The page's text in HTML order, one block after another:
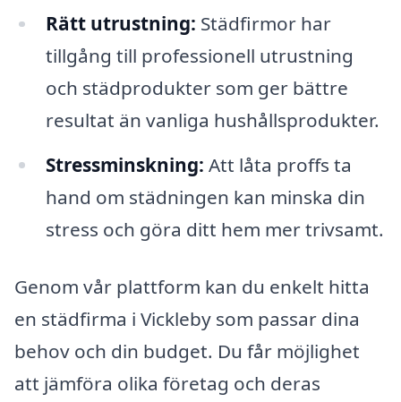
Rätt utrustning: Städfirmor har
tillgång till professionell utrustning
och städprodukter som ger bättre
resultat än vanliga hushållsprodukter.
Stressminskning: Att låta proffs ta
hand om städningen kan minska din
stress och göra ditt hem mer trivsamt.
Genom vår plattform kan du enkelt hitta
en städfirma i Vickleby som passar dina
behov och din budget. Du får möjlighet
att jämföra olika företag och deras